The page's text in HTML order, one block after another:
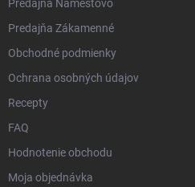
Predajňa Námestovo
Predajňa Zákamenné
Obchodné podmienky
Ochrana osobných údajov
Recepty
FAQ
Hodnotenie obchodu
Moja objednávka